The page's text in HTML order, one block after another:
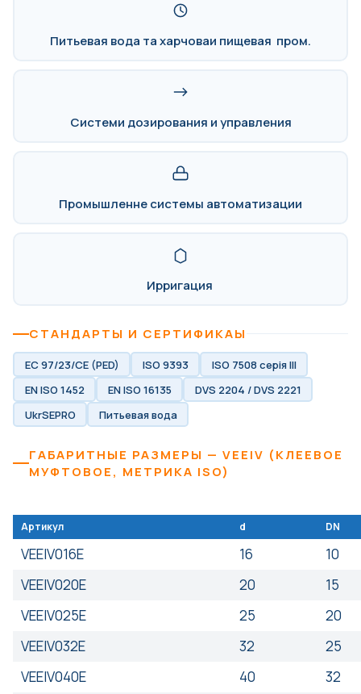
Питьевая вода та харчоваи пищевая пром.
Системи дозирования и управления
Промышленне системы автоматизации
Ирригация
СТАНДАРТЫ И СЕРТИФИКАЫ
EC 97/23/CE (PED) ISO 9393
ISO 7508 серія III
EN ISO 1452
EN ISO 16135
DVS 2204 / DVS 2221
UkrSEPRO
Питьевая вода
ГАБАРИТНЫЕ РАЗМЕРЫ — VEEIV (КЛЕЕВОЕ
МУФТОВОЕ, МЕТРИКА ISO)
Артикул d DN
VEEIV016E 16
10
VEEIV020E
20
15
VEEIV025E
25
20
VEEIV032E
32
25
VEEIV040E
40
32